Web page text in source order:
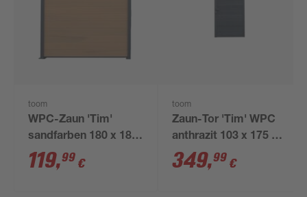
toom
WPC-Zaun 'Tim'
sandfarben 180 x 180
cm, ohne Pfosten
119,99 €
toom
Zaun-Tor 'Tim' WPC
anthrazit 103 x 175 x
16 cm
349,99 €